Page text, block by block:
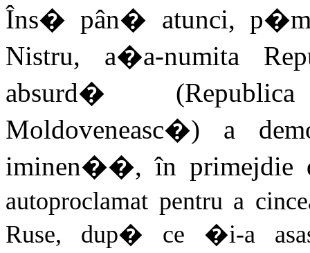
Îns� pân� atunci,
Nistru, a�a-numita
absurd�
Moldoveneasc�) a
iminen��, în primejdie
autoproclamat pentru a
Ruse, dup� ce �i-a